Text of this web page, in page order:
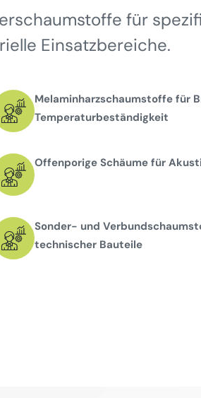
für
Einsatzbereiche.
Melaminharzschaumstoffe für
Temperaturbeständigkeit
Offenporige Schäume für
Sonder- und
technischer Bauteile